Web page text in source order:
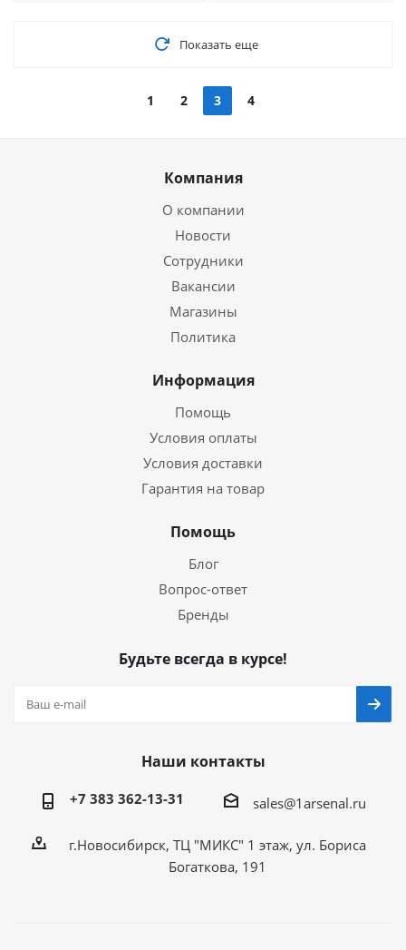
Показать еще
1 2 3 4
Компания
О компании
Новости
Сотрудники
Вакансии
Магазины
Политика
Информация
Помощь
Условия оплаты
Условия доставки
Гарантия на товар
Помощь
Блог
Вопрос-ответ
Бренды
Будьте всегда в курсе!
Наши контакты
+7 383 362-13-31 sales@1arsenal.ru
г.Новосибирск, ТЦ "МИКС" 1 этаж, ул. Бориса
Богаткова, 191